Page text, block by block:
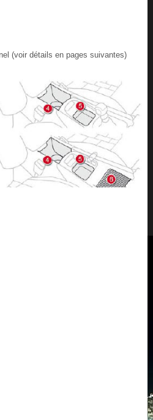
(voir détails en pages suivantes)